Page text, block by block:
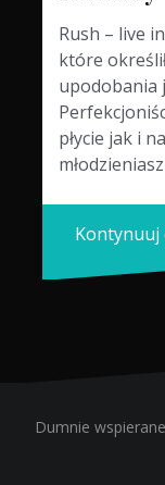
Rush – live
które
upodobania
płycie jak i
Kontynuuj
Dumnie